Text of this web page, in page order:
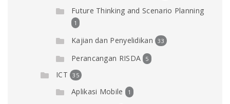
Future Thinking and Scenario Planning
1
Kajian dan Penyelidikan 33
Perancangan RISDA 5
ICT 35
Aplikasi Mobile 1